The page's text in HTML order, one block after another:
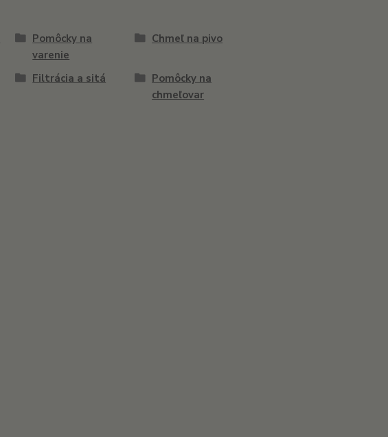
Pomôcky na
varenie
Chmeľ na pivo
Filtrácia a sitá
Pomôcky na
chmeľovar